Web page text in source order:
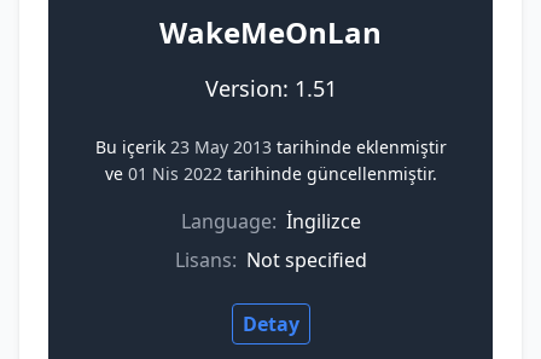
WakeMeOnLan
Version: 1.51
Bu içerik 23 May 2013 tarihinde eklenmiştir
ve 01 Nis 2022 tarihinde güncellenmiştir.
Language: İngilizce
Lisans: Not specified
Detay